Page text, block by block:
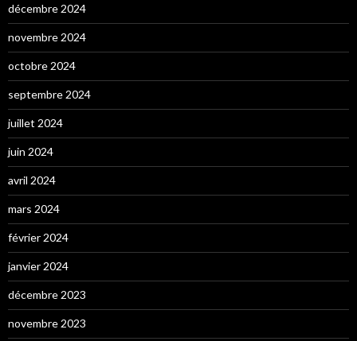
décembre 2024
novembre 2024
octobre 2024
septembre 2024
juillet 2024
juin 2024
avril 2024
mars 2024
février 2024
janvier 2024
décembre 2023
novembre 2023